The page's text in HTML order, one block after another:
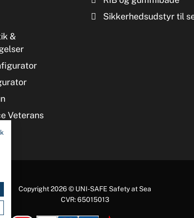
&
Veterans
Sikkerhedsudstyr til
Copyright 2026 © UNI-SAFE Safety at Sea
CVR: 65015013